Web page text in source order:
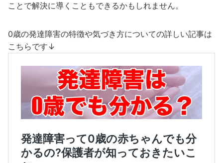
ことで解決に導くこともできるかもしれません。
0歳の発達障害の特徴や気づき方についての詳しい記事は
こちらです↓